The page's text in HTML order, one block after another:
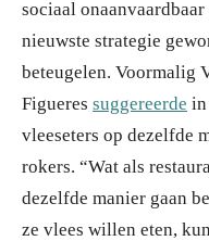
sociaal
nieuwste strategie
beteugelen. Voormalig
Figueres suggereerde in
vleeseters op dezelfde
rokers. “Wat als
dezelfde manier gaan
ze vlees willen eten,